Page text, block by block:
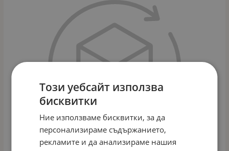
Този уебсайт използва
бисквитки
Ние използваме бисквитки, за да
персонализираме съдържанието,
рекламите и да анализираме нашия